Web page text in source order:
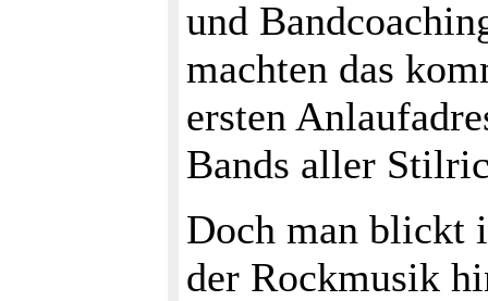
und
machten das
ersten
Bands aller
Doch man blickt
der Rockmusik